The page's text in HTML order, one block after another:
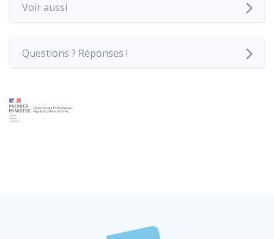
Voir aussi
Questions ? Réponses !